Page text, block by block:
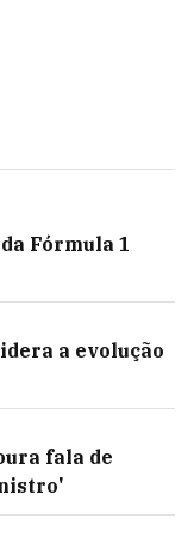
Fórmula 1
a evolução
fala de